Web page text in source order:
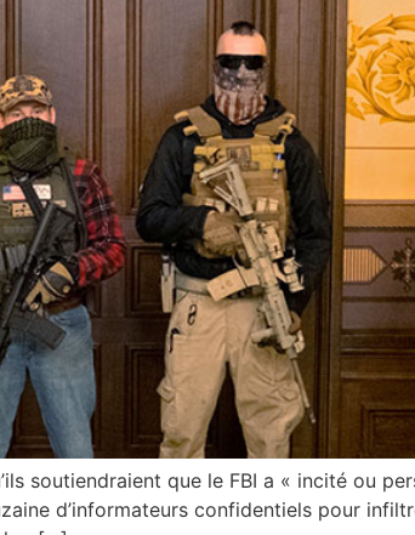
soutiendraient que le FBI a « incité ou
d’informateurs confidentiels pour